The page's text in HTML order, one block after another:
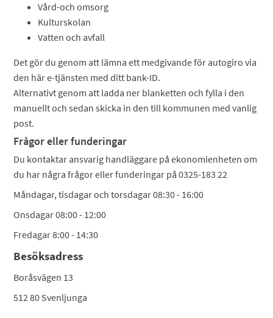
Vård-och omsorg
Kulturskolan
Vatten och avfall
Det gör du genom att lämna ett medgivande för autogiro via
den här e-tjänsten med ditt bank-ID.
Alternativt genom att ladda ner blanketten och fylla i den
manuellt och sedan skicka in den till kommunen med vanlig
post.
Frågor eller funderingar
Du kontaktar ansvarig handläggare på ekonomienheten om
du har några frågor eller funderingar på 0325-183 22
Måndagar, tisdagar och torsdagar 08:30 - 16:00
Onsdagar 08:00 - 12:00
Fredagar 8:00 - 14:30
Besöksadress
Boråsvägen 13
512 80 Svenljunga